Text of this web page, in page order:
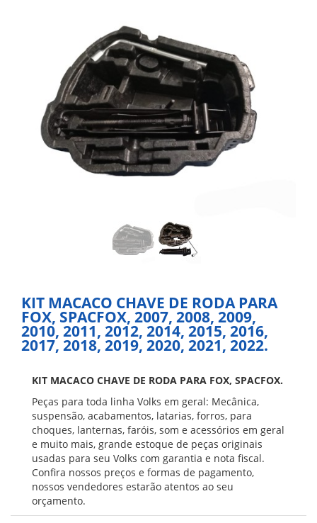
KIT MACACO CHAVE DE RODA PARA
FOX, SPACFOX, 2007, 2008, 2009,
2010, 2011, 2012, 2014, 2015, 2016,
2017, 2018, 2019, 2020, 2021, 2022.
KIT MACACO CHAVE DE RODA PARA FOX, SPACFOX.
Peças para toda linha Volks em geral: Mecânica,
suspensão, acabamentos, latarias, forros, para
choques, lanternas, faróis, som e acessórios em geral
e muito mais, grande estoque de peças originais
usadas para seu Volks com garantia e nota fiscal.
Confira nossos preços e formas de pagamento,
nossos vendedores estarão atentos ao seu
orçamento.